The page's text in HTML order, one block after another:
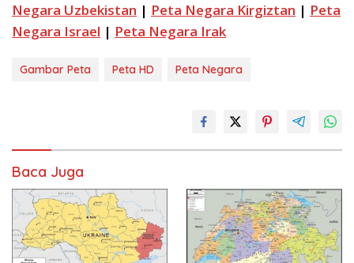
Negara Uzbekistan | Peta Negara Kirgiztan | Peta
Negara Israel | Peta Negara Irak
Gambar Peta Peta HD Peta Negara
Baca Juga